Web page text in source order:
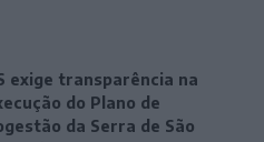
exige transparência na
do Plano de
da Serra de São